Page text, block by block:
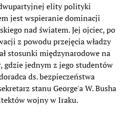
elity polityki
jest wspieranie dominacji
nad światem. Jej ojciec, po
z powodu przejęcia władzy
stosunki międzynarodowe na
gdzie jednym z jego studentów
ds. bezpieczeństwa
stanu George'a W. Busha
wojny w Iraku.